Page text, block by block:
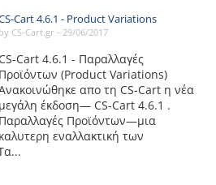
Cart 4.6.1 - Product Variations
by CS-Cart.gr - 29/06/2017
CS-Cart 4.6.1 - Παραλλαγές
Προϊόντων (Product Variations)
απο τη CS-Cart η νέα
μεγάλη έκδοση— CS-Cart 4.6.1 .
Παραλλαγές Προϊόντων—μια
καλυτερη εναλλακτική των